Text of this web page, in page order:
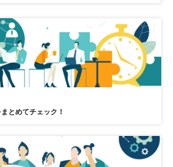
ナー
とめてチェック！